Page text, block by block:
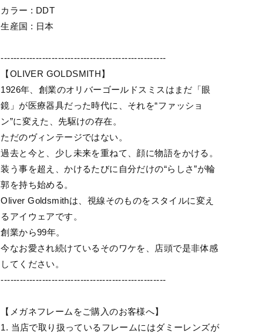
カラー : DDT
生産国 : 日本
----------------------------------------------------
【OLIVER GOLDSMITH】
1926年、創業のオリバーゴールドスミスはまだ「眼
鏡」が医療器具だった時代に、それを“ファッショ
ン”に変えた、先駆けの存在。
ただのヴィンテージではない。
過去と今と、少し未来を重ねて、顔に物語をかける。
装う事を超え、かけるたびに自分だけの“らしさ”が輪
郭を持ち始める。
Oliver Goldsmithは、視線そのものをスタイルに変え
るアイウェアです。
創業から99年。
今なお愛され続けているそのワケを、店頭で是非体感
してください。
----------------------------------------------------
【メガネフレームをご購入のお客様へ】
1. 当店で取り扱っているフレームにはダミーレンズが